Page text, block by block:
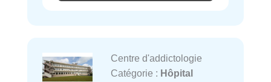
Centre d'addictologie
Catégorie : Hôpital